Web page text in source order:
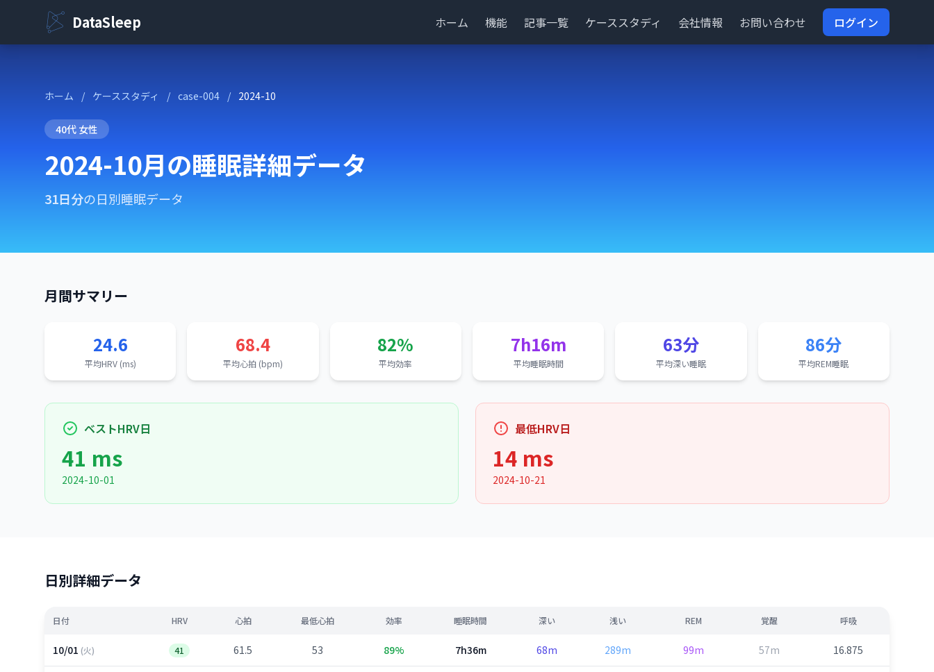
DataSleep ホーム 機能 記事一覧 ケーススタディ 会社情報 お問い合わせ ログイン
ホーム / ケーススタディ / case-004 / 2024-10
40代 女性
2024-10月の睡眠詳細データ
31日分の日別睡眠データ
月間サマリー
24.6
平均HRV (ms)
68.4
平均心拍 (bpm)
82%
平均効率
7h16m
平均睡眠時間
63分
平均深い睡眠
86分
平均REM睡眠
ベストHRV日
41 ms
2024-10-01
最低HRV日
14 ms
2024-10-21
日別詳細データ
日付 HRV 心拍 最低心拍 効率 睡眠時間 深い 浅い REM 覚醒 呼吸
10/01 (火) 41 61.5 53 89% 7h36m 68m 289m 99m 57m 16.875